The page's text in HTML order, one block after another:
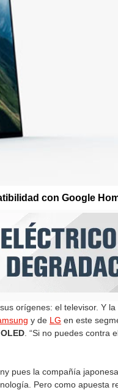
con Google
orígenes: el televisor. Y
y de LG en este
. “Si no puedes contra
pues la compañía
Pero como apuesta